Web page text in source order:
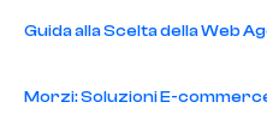
Guida alla Scelta della Web
Morzi: Soluzioni E-